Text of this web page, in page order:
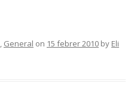
, General on 15 febrer 2010 by Eli